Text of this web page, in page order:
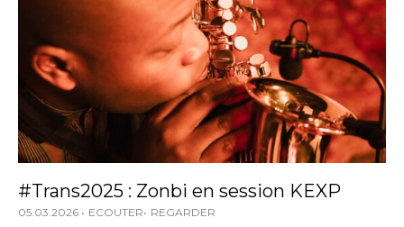
#Trans2025 : Zonbi en session KEXP
05.03.2026 ECOUTER REGARDER